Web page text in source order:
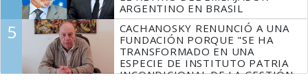
ARGENTINO EN BRASIL
5
CACHANOSKY RENUNCIÓ A UNA
FUNDACIÓN PORQUE "SE HA
TRANSFORMADO EN UNA
ESPECIE DE INSTITUTO PATRIA
INCONDICIONAL DE LA GESTIÓN